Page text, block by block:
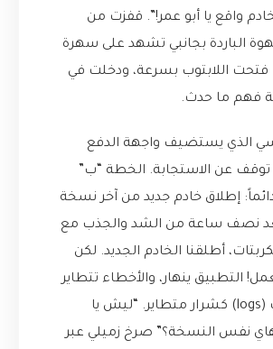
واقع يا أبو عمر!”. قفزت من
الباردة بجانبي تشهد على سهرة
اللابتوب بسرعة، ودخلت في
فهم ما حدث.
الذي يستضيف واجهة الدفع
توقف عن الاستجابة. الخطة “ب”
إطلاق خادم جديد من آخر نسخة
نصف ساعة من الشد والجذب مع
أطلقنا الخادم الجديد. لكن
التطبيق ينهار، والأخطاء تتطاير
في السجلات (logs) كشرار متطاير. “ليش يا
نفس النسخة؟” صرخ زميلي عبر